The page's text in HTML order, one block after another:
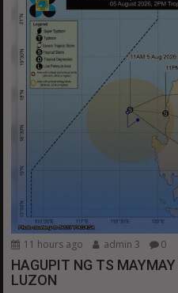
11 hours ago admin 3 0
HAGUPIT NG TS
LUZON